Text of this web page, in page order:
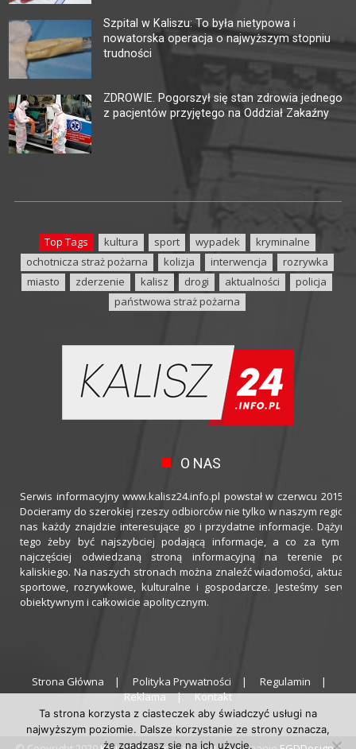
Szpital w Kaliszu: To była nietypowa i
nowatorska operacja o najwyższym stopniu
trudności
ZDROWIE. Pogorszył się stan zdrowia jednego
z pacjentów przyjętego na Oddział Zakaźny
Top Tags kultura sport wypadek
kryminalne
ochotnicza straż pożarna
kolizja interwencja
rozrywka
miasto
zderzenie kalisz drogi aktualności
policja
państwowa straż pożarna
O NAS
Serwis informacyjny www.kalisz24.info.pl powstał w czerwcu 2015
Docieramy do szerokiej rzeszy odbiorców nie tylko w naszym
nas każdy znajdzie interesujące go i przydatne informacje.
tego żeby być najszybciej podającą informacje, a co za tym
najczęściej odwiedzaną stroną informacyjną na terenie
kaliskiego. Na naszych stronach można znaleźć wiadomości,
sportowe, rozrywkowe, kulturalne i gospodarcze. Jesteśmy
obiektywnym i całkowicie apolitycznym.
Strona Główna Polityka Prywatności
Regulamin
Reklama
Kontakt
Ta strona korzysta z ciasteczek aby świadczyć usługi na
najwyższym poziomie. Dalsze korzystanie ze strony oznacza,
że zgadzasz się na ich użycie.